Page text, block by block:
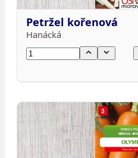
Petržel kořenová
Hanácká